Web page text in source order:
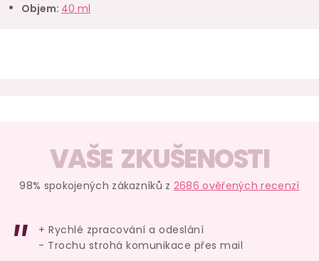
Objem: 40 ml
VAŠE ZKUŠENOSTI
98% spokojených zákazníků z 2686 ověřených recenzí
+ Rychlé zpracování a odeslání
- Trochu strohá komunikace přes mail